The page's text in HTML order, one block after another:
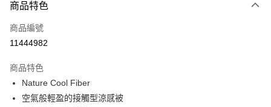
信用卡一次付款
信用卡分期付款
合作金庫商業銀行
華南商業銀行
上海商業儲蓄銀行
LINE Pay
商品特色
商品編號
11444982
商品特色
Nature Cool Fiber
空氣般輕盈的接觸型涼感被